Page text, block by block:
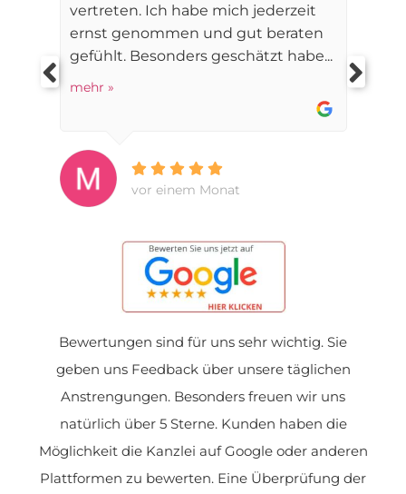
vertreten. Ich habe mich jederzeit
ernst genommen und gut beraten
gefühlt. Besonders geschätzt habe...
mehr »
vor einem Monat
Bewertungen sind für uns sehr wichtig. Sie
geben uns Feedback über unsere täglichen
Anstrengungen. Besonders freuen wir uns
natürlich über 5 Sterne. Kunden haben die
Möglichkeit die Kanzlei auf Google oder anderen
Plattformen zu bewerten. Eine Überprüfung der